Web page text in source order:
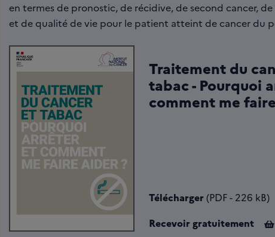
en termes de pronostic, de récidive, de second cancer,
et de qualité de vie pour le patient atteint de cancer du
Traitement du
tabac - Pourquoi
comment me
Télécharger (PDF - 226 kB)
Recevoir gratuitement